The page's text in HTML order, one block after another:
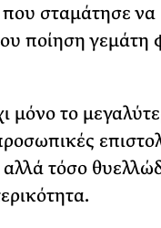
σταμάτησε να
ποίηση γεμάτη
μόνο το
τόσο